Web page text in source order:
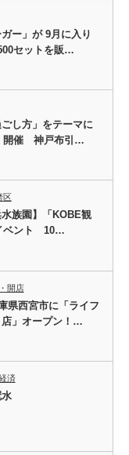
ー」が 9月に入り
セットを販…
ごし方」をテーマに
開催 神戸布引…
区
水族園】「KOBE観
ベント 10…
開店
県西宮市に「ライフ
店」オープン！…
済